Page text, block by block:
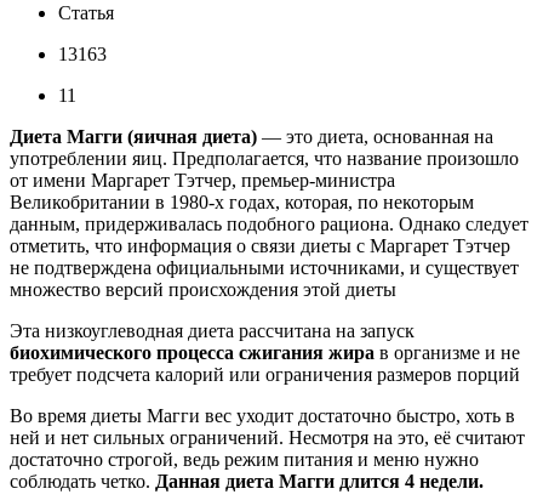
Статья
13163
11
Диета Магги (яичная диета) — это диета, основанная на
употреблении яиц. Предполагается, что название произошло
от имени Маргарет Тэтчер, премьер-министра
Великобритании в 1980-х годах, которая, по некоторым
данным, придерживалась подобного рациона. Однако следует
отметить, что информация о связи диеты с Маргарет Тэтчер
не подтверждена официальными источниками, и существует
множество версий происхождения этой диеты
Эта низкоуглеводная диета рассчитана на запуск
биохимического процесса сжигания жира в организме и не
требует подсчета калорий или ограничения размеров порций
Во время диеты Магги вес уходит достаточно быстро, хоть в
ней и нет сильных ограничений. Несмотря на это, её считают
достаточно строгой, ведь режим питания и меню нужно
соблюдать четко. Данная диета Магги длится 4 недели.